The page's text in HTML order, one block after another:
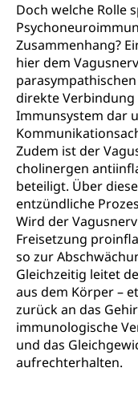
Doch welche Rolle
Zusammenhang?
hier dem
direkte Verbindung
Immunsystem dar
Zudem ist der
cholinergen
beteiligt. Über
entzündliche
Wird der
Freisetzung
so zur
Gleichzeitig leitet
aus dem Körper –
zurück an das
immunologische
und das
aufrechterhalten.